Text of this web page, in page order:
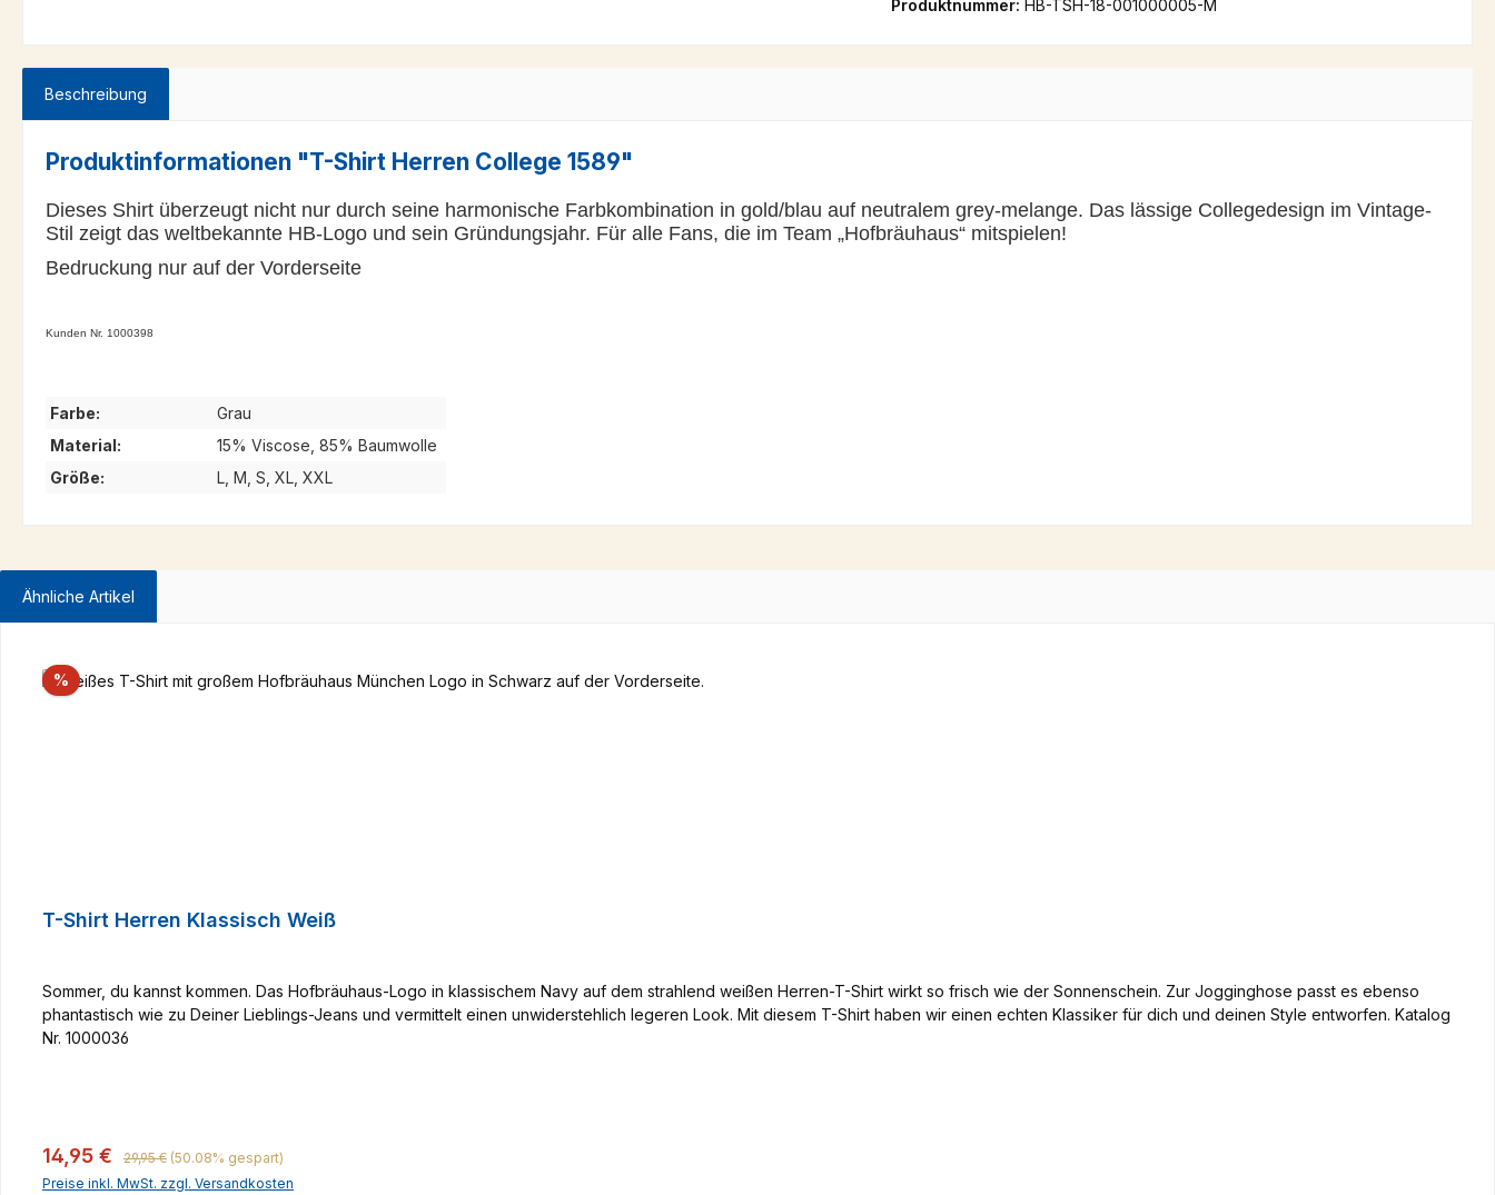
Produktnummer: HB-TSH-18-001000005-M
Beschreibung
Produktinformationen "T-Shirt Herren College 1589"
Dieses Shirt überzeugt nicht nur durch seine harmonische Farbkombination in gold/blau auf neutralem grey-melange. Das lässige Collegedesign im Vintage-
Stil zeigt das weltbekannte HB-Logo und sein Gründungsjahr. Für alle Fans, die im Team „Hofbräuhaus“ mitspielen!
Bedruckung nur auf der Vorderseite
Kunden Nr. 1000398
Farbe:
Grau
Material:
15% Viscose, 85% Baumwolle
Größe:
L, M, S, XL, XXL
Ähnliche Artikel
% Rabatt
T-Shirt Herren Klassisch Weiß
Sommer, du kannst kommen. Das Hofbräuhaus-Logo in klassischem Navy auf dem strahlend weißen Herren-T-Shirt wirkt so frisch wie der Sonnenschein. Zur Jogginghose passt es ebenso
phantastisch wie zu Deiner Lieblings-Jeans und vermittelt einen unwiderstehlich legeren Look. Mit diesem T-Shirt haben wir einen echten Klassiker für dich und deinen Style entworfen. Katalog
Nr. 1000036
Verkaufspreis:
14,95 € Regulärer Preis:
29,95 € (50.08% gespart)
Preise inkl. MwSt. zzgl. Versandkosten